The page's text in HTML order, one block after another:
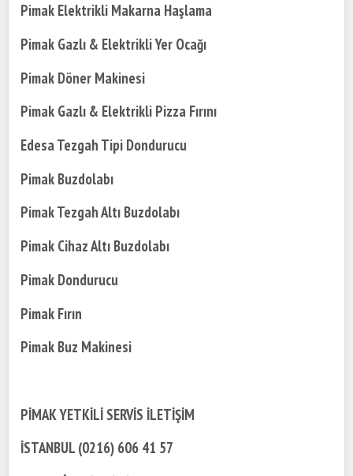
Pimak Elektrikli Makarna Haşlama
Pimak Gazlı & Elektrikli Yer Ocağı
Pimak Döner Makinesi
Pimak Gazlı & Elektrikli Pizza Fırını
Edesa Tezgah Tipi Dondurucu
Pimak Buzdolabı
Pimak Tezgah Altı Buzdolabı
Pimak Cihaz Altı Buzdolabı
Pimak Dondurucu
Pimak Fırın
Pimak Buz Makinesi
PİMAK YETKİLİ SERVİS İLETİŞİM
İSTANBUL (0216) 606 41 57